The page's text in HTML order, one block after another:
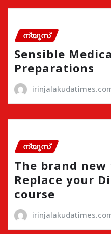
ന്യൂസ്
Sensible
Preparations
ന്യൂസ്
The brand new
Replace your
course